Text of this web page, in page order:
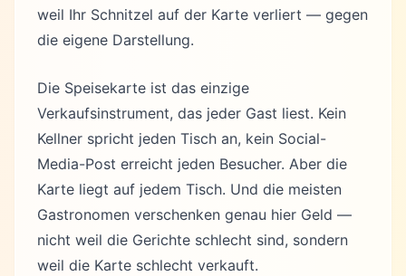
weil Ihr Schnitzel auf der Karte verliert — gegen
die eigene Darstellung.
Die Speisekarte ist das einzige
Verkaufsinstrument, das jeder Gast liest. Kein
Kellner spricht jeden Tisch an, kein Social-
Media-Post erreicht jeden Besucher. Aber die
Karte liegt auf jedem Tisch. Und die meisten
Gastronomen verschenken genau hier Geld —
nicht weil die Gerichte schlecht sind, sondern
weil die Karte schlecht verkauft.